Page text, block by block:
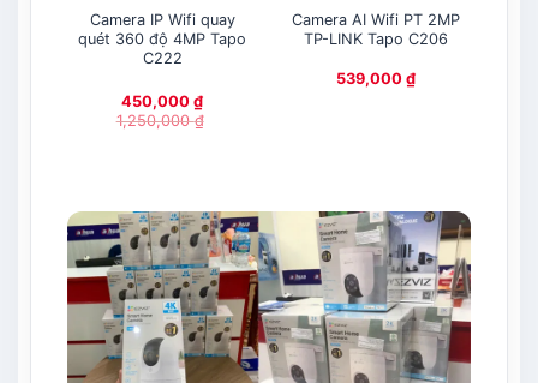
Camera IP Wifi quay
quét 360 độ 4MP Tapo
C222
450,000 ₫
1,250,000₫
Camera AI Wifi PT 2MP
TP-LINK Tapo C206
539,000 ₫